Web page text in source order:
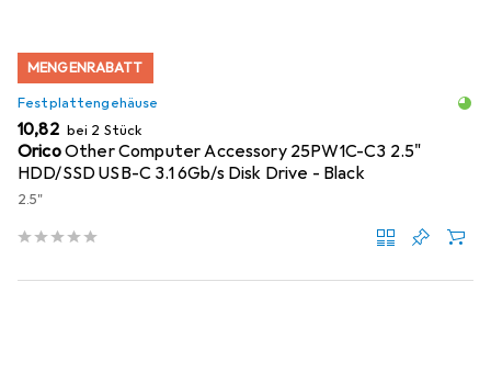
MENGENRABATT
Festplattengehäuse
EUR
10,82 bei 2 Stück
OricoOther Computer Accessory 25PW1C-C3 2.5"
HDD/SSD USB-C 3.1 6Gb/s Disk Drive - Black
2.5"